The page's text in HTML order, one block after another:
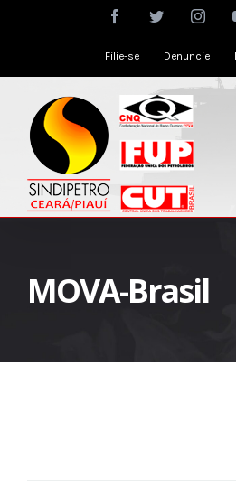
facebooktwitter
Filie-se Denuncie
MOVA-Brasil